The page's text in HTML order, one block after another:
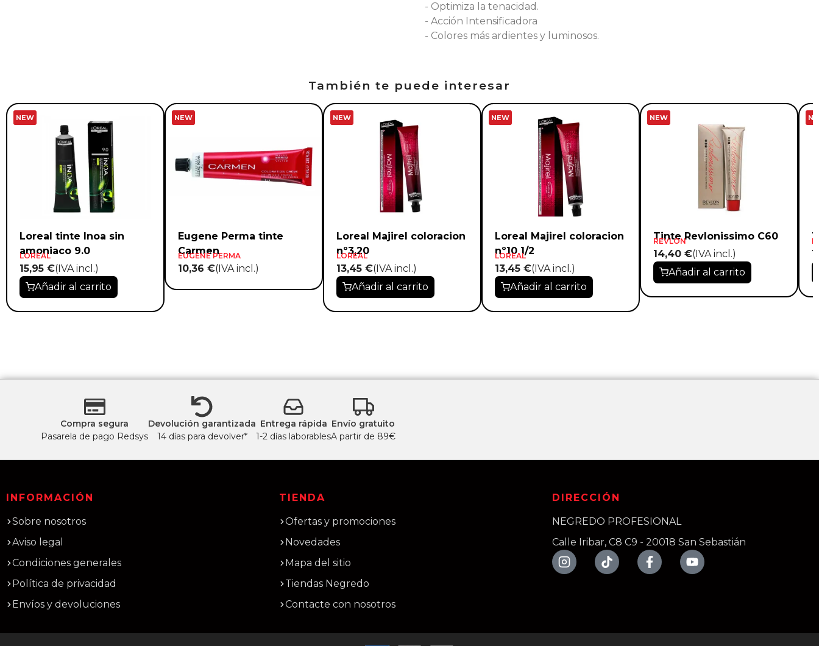
- Optimiza la tenacidad.
- Acción Intensificadora
- Colores más ardientes y luminosos.
También te puede interesar
NEW
Loreal tinte Inoa sin
amoniaco 9.0
LOREAL
15,95 €(IVA incl.)
Añadir al carrito
NEW
Eugene Perma tinte
Carmen
EUGENE PERMA
10,36 €(IVA incl.)
NEW
Loreal Majirel coloracion
nº3,20
LOREAL
13,45 €(IVA incl.)
Añadir al carrito
NEW
Loreal Majirel coloracion
nº10 1/2
LOREAL
13,45 €(IVA incl.)
Añadir al carrito
NEW
Tinte Revlonissimo C60
REVLON
14,40 €(IVA incl.)
Añadir al carrito
Compra segura
Pasarela de pago Redsys
Devolución garantizada
14 días para devolver*
Entrega rápida
1-2 días laborables
Envío gratuito
A partir de 89€
INFORMACIÓN
Sobre nosotros
Aviso legal
Condiciones generales
Política de privacidad
Envíos y devoluciones
TIENDA
Ofertas y promociones
Novedades
Mapa del sitio
Tiendas Negredo
Contacte con nosotros
DIRECCIÓN
NEGREDO PROFESIONAL
Calle Iribar, C8 C9 - 20018 San Sebastián